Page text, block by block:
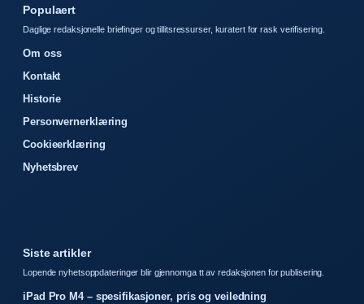
Populaert
Daglige redaksjonelle briefinger og tillitsressurser, kuratert for rask verifisering.
Om oss
Kontakt
Historie
Personvernerklæring
Cookieerklæring
Nyhetsbrev
Siste artikler
Lopende nyhetsoppdateringer blir gjennomga tt av redaksjonen for publisering.
iPad Pro M4 – spesifikasjoner, pris og veiledning